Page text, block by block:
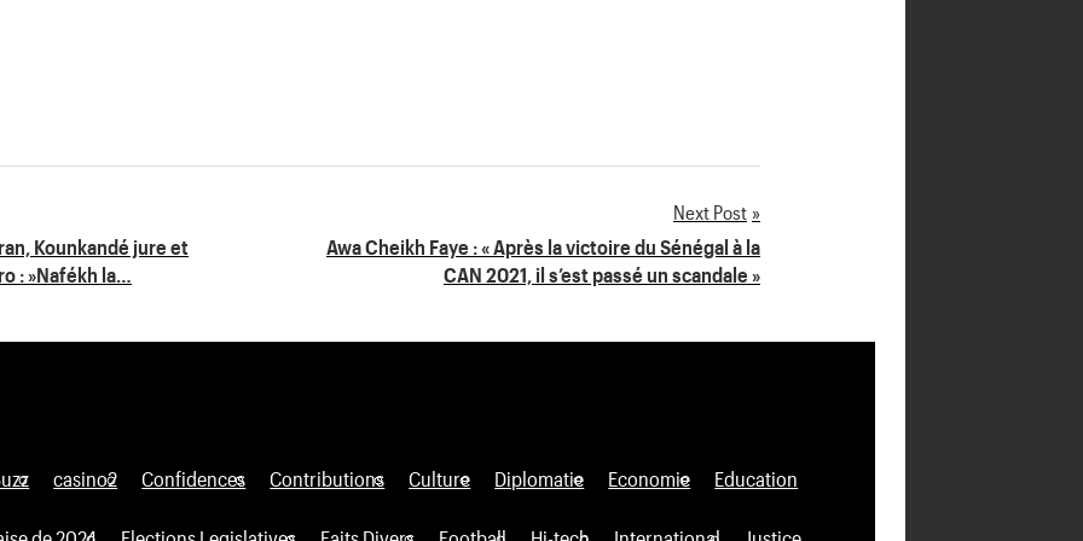
Kounkandé jure et
: »Nafékh la…
Next Post
Awa Cheikh Faye : « Après la victoire du Sénégal à la
CAN 2021, il s’est passé un scandale »
casino2 Confidences Contributions Culture Diplomatie Economie Education